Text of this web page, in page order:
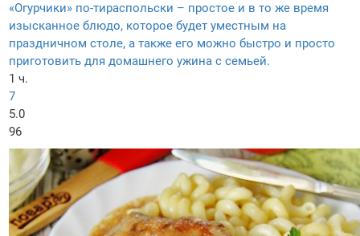
«Огурчики» по-тираспольски – простое и в то же время
изысканное блюдо, которое будет уместным на
праздничном столе, а также его можно быстро и просто
приготовить для домашнего ужина с семьей.
1 ч.
7
5.0
96